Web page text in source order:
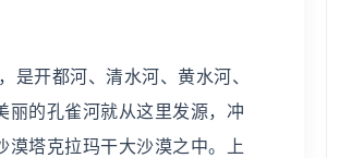
开都河、清水河、黄水河、
丽的孔雀河就从这里发源，冲
漠塔克拉玛干大沙漠之中。上